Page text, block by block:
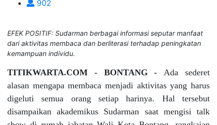
902
EFEK POSITIF: Sudarman berbagai informasi seputar manfaat
dari aktivitas membaca dan berliterasi terhadap peningkatan
kemampuan individu.
TITIKWARTA.COM - BONTANG -Ada sederet
alasan mengapa membaca menjadi aktivitas yang harus
digeluti semua orang setiap harinya. Hal tersebut
disampaikan akademikus Sudarman saat mengisi talk